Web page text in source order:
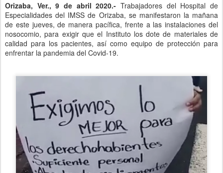
Orizaba, Ver., 9 de abril 2020.- Trabajadores del Hospital de
Especialidades del IMSS de Orizaba, se manifestaron la mañana
de este jueves, de manera pacífica, frente a las instalaciones del
nosocomio, para exigir que el Instituto los dote de materiales de
calidad para los pacientes, así como equipo de protección para
enfrentar la pandemia del Covid-19.